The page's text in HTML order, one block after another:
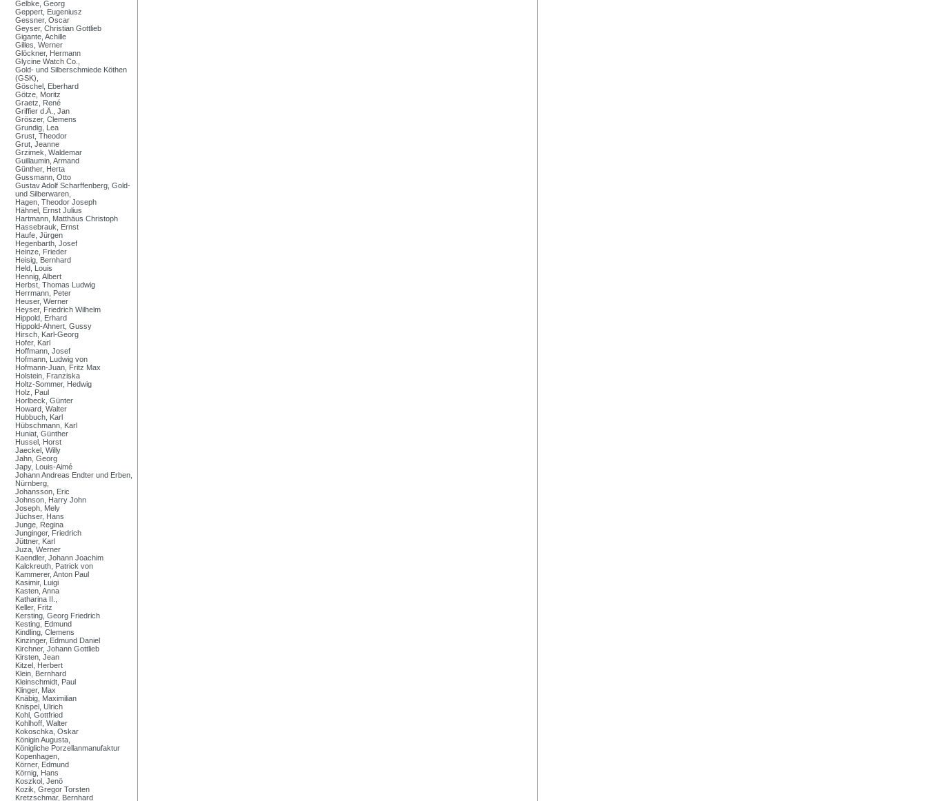
Gelbke, Georg
Geppert, Eugeniusz
Gessner, Oscar
Geyser, Christian Gottlieb
Gigante, Achille
Gilles, Werner
Glöckner, Hermann
Glycine Watch Co.,
Gold- und Silberschmiede Köthen
(GSK),
Göschel, Eberhard
Götze, Moritz
Graetz, René
Griffier d.Ä., Jan
Gröszer, Clemens
Grundig, Lea
Grust, Theodor
Grut, Jeanne
Grzimek, Waldemar
Guillaumin, Armand
Günther, Herta
Gussmann, Otto
Gustav Adolf Scharffenberg, Gold-
und Silberwaren,
Hagen, Theodor Joseph
Hähnel, Ernst Julius
Hartmann, Matthäus Christoph
Hassebrauk, Ernst
Haufe, Jürgen
Hegenbarth, Josef
Heinze, Frieder
Heisig, Bernhard
Held, Louis
Hennig, Albert
Herbst, Thomas Ludwig
Herrmann, Peter
Heuser, Werner
Heyser, Friedrich Wilhelm
Hippold, Erhard
Hippold-Ahnert, Gussy
Hirsch, Karl-Georg
Hofer, Karl
Hoffmann, Josef
Hofmann, Ludwig von
Hofmann-Juan, Fritz Max
Holstein, Franziska
Holtz-Sommer, Hedwig
Holz, Paul
Horlbeck, Günter
Howard, Walter
Hubbuch, Karl
Hübschmann, Karl
Huniat, Günther
Hussel, Horst
Jaeckel, Willy
Jahn, Georg
Japy, Louis-Aimé
Johann Andreas Endter und Erben,
Nürnberg,
Johansson, Eric
Johnson, Harry John
Joseph, Mely
Jüchser, Hans
Junge, Regina
Junginger, Friedrich
Jüttner, Karl
Juza, Werner
Kaendler, Johann Joachim
Kalckreuth, Patrick von
Kammerer, Anton Paul
Kasimir, Luigi
Kasten, Anna
Katharina II.,
Keller, Fritz
Kersting, Georg Friedrich
Kesting, Edmund
Kindling, Clemens
Kinzinger, Edmund Daniel
Kirchner, Johann Gottlieb
Kirsten, Jean
Kitzel, Herbert
Klein, Bernhard
Kleinschmidt, Paul
Klinger, Max
Knäbig, Maximilian
Knispel, Ulrich
Kohl, Gottfried
Kohlhoff, Walter
Kokoschka, Oskar
Königin Augusta,
Königliche Porzellanmanufaktur
Kopenhagen,
Körner, Edmund
Körnig, Hans
Koszkol, Jenö
Kozik, Gregor Torsten
Kretzschmar, Bernhard